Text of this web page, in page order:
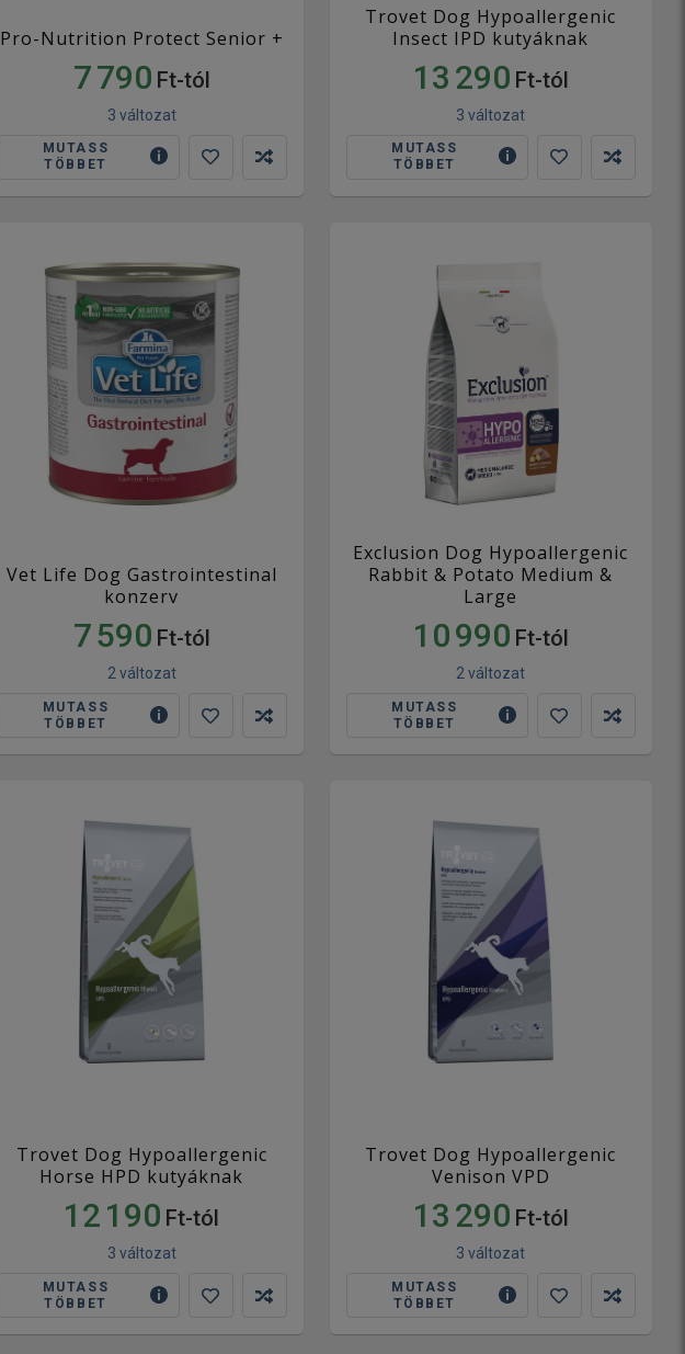
Pro-Nutrition Protect Senior +
7 790 Ft-tól
3 változat
MUTASS
TÖBBET
Trovet Dog Hypoallergenic
Insect IPD kutyáknak
13 290 Ft-tól
3 változat
MUTASS
TÖBBET
Vet Life Dog Gastrointestinal
konzerv
7 590 Ft-tól
2 változat
MUTASS
TÖBBET
Exclusion Dog Hypoallergenic
Rabbit & Potato Medium &
Large
10 990 Ft-tól
2 változat
MUTASS
TÖBBET
Trovet Dog Hypoallergenic
Horse HPD kutyáknak
12 190 Ft-tól
3 változat
MUTASS
TÖBBET
Trovet Dog Hypoallergenic
Venison VPD
13 290 Ft-tól
3 változat
MUTASS
TÖBBET